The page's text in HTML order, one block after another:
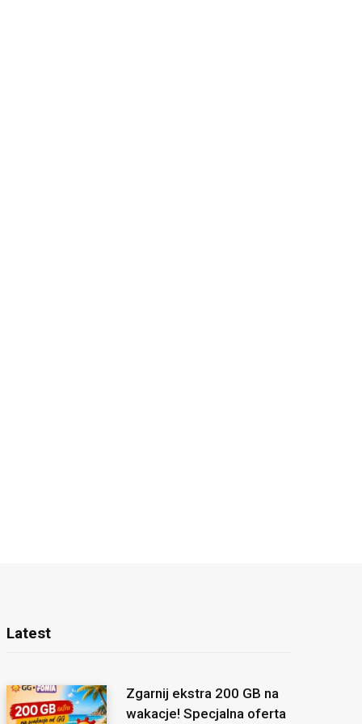
Latest
Zgarnij ekstra 200 GB na
wakacje! Specjalna oferta